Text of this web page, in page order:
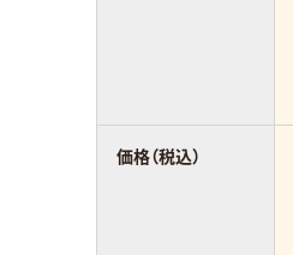
価格（税込）